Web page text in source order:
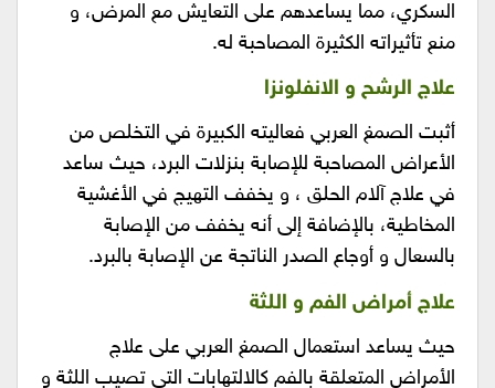
السكري، مما يساعدهم على التعايش مع المرض، و
منع تأثيراته الكثيرة المصاحبة له.
علاج الرشح و الانفلونزا
أثبت الصمغ العربي فعاليته الكبيرة في التخلص من
الأعراض المصاحبة للإصابة بنزلات البرد، حيث ساعد
في علاج آلام الحلق ، و يخفف التهيج في الأغشية
المخاطية، بالإضافة إلى أنه يخفف من الإصابة
بالسعال و أوجاع الصدر الناتجة عن الإصابة بالبرد.
علاج أمراض الفم و اللثة
حيث يساعد استعمال الصمغ العربي على علاج
الأمراض المتعلقة بالفم كالالتهابات التي تصيب اللثة و